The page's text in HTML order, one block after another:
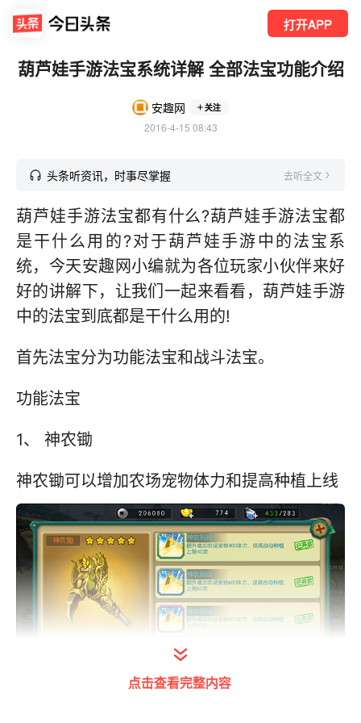
打开APP
葫芦娃手游法宝系统详解 全部法宝功能介绍
安趣网 关注
2016-4-15 08:43
头条听资讯，时事尽掌握 去听全文
葫芦娃手游法宝都有什么?葫芦娃手游法宝都
是干什么用的?对于葫芦娃手游中的法宝系
统，今天安趣网小编就为各位玩家小伙伴来好
好的讲解下，让我们一起来看看，葫芦娃手游
中的法宝到底都是干什么用的!
首先法宝分为功能法宝和战斗法宝。
功能法宝
1、 神农锄
神农锄可以增加农场宠物体力和提高种植上线
点击查看完整内容